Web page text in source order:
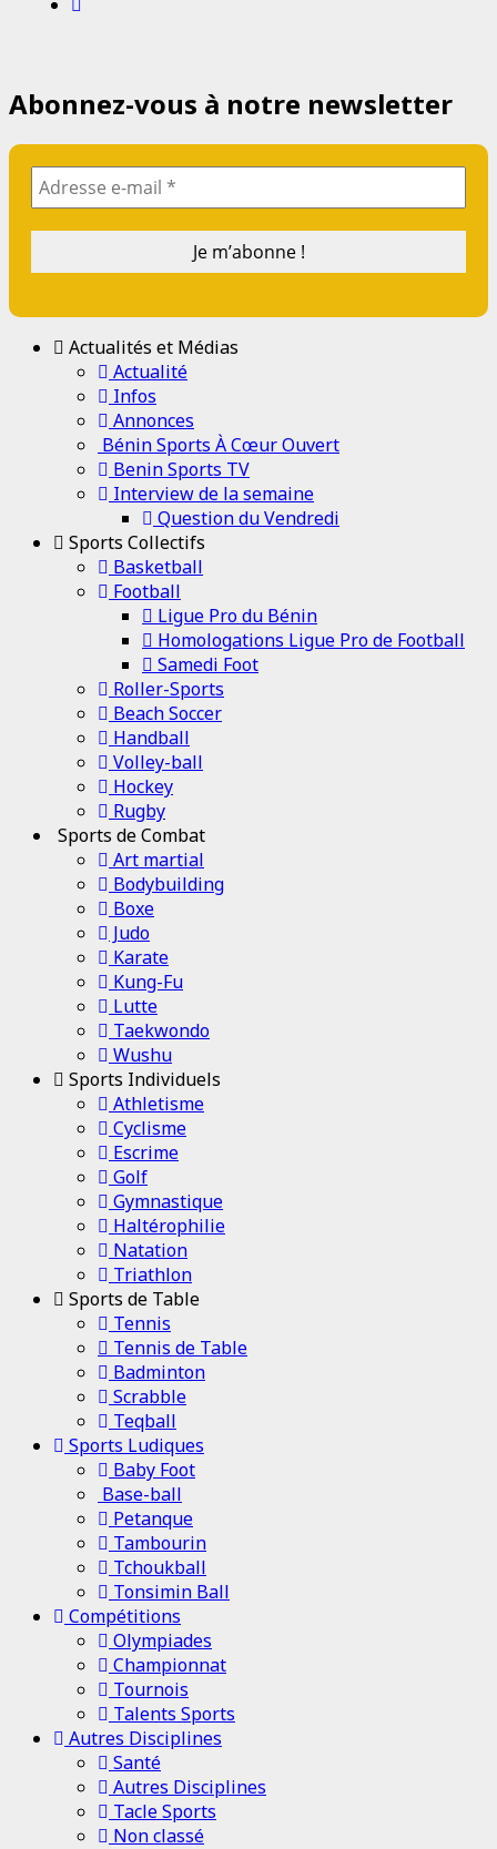
Abonnez-vous à notre newsletter
Actualités et Médias
Actualité
Infos
Annonces
Bénin Sports À Cœur Ouvert
Benin Sports TV
Interview de la semaine
Question du Vendredi
Sports Collectifs
Basketball
Football
Ligue Pro du Bénin
Homologations Ligue Pro de Football
Samedi Foot
Roller-Sports
Beach Soccer
Handball
Volley-ball
Hockey
Rugby
Sports de Combat
Art martial
Bodybuilding
Boxe
Judo
Karate
Kung-Fu
Lutte
Taekwondo
Wushu
Sports Individuels
Athletisme
Cyclisme
Escrime
Golf
Gymnastique
Haltérophilie
Natation
Triathlon
Sports de Table
Tennis
Tennis de Table
Badminton
Scrabble
Teqball
Sports Ludiques
Baby Foot
Base-ball
Petanque
Tambourin
Tchoukball
Tonsimin Ball
Compétitions
Olympiades
Championnat
Tournois
Talents Sports
Autres Disciplines
Santé
Autres Disciplines
Tacle Sports
Non classé